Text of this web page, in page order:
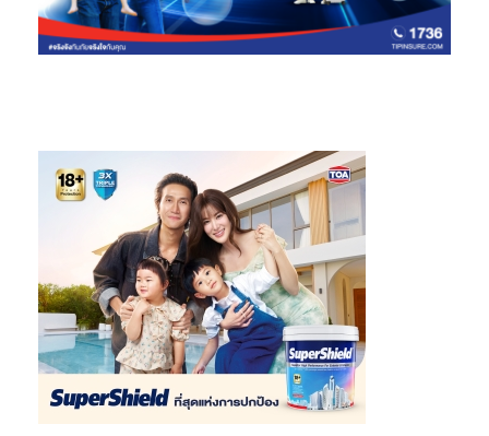
สามารถสอบถามรายละเอียดเพิ่มเติม ได้ที่ ศูนย์บริการลูกค้าบิ๊กซี โทร
1756 หรือ www.bigc.co.th